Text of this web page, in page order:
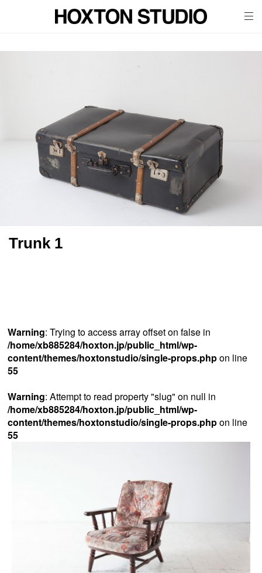
Trunk 1
Warning: Trying to access array offset on false in
/home/xb885284/hoxton.jp/public_html/wp-
content/themes/hoxtonstudio/single-props.phpon line
55
Warning: Attempt to read property "slug" on null in
/home/xb885284/hoxton.jp/public_html/wp-
content/themes/hoxtonstudio/single-props.phpon line
55